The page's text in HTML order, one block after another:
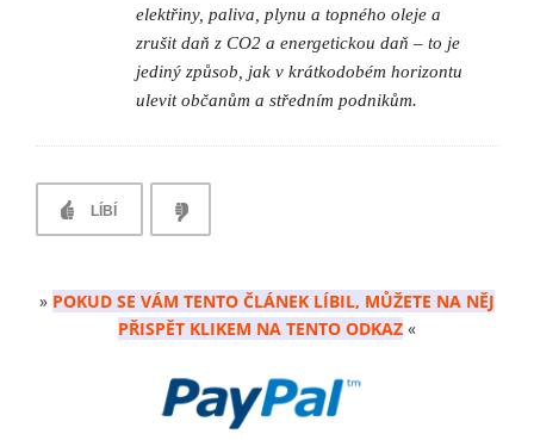
elektřiny, paliva, plynu a topného oleje a
zrušit daň z CO2 a energetickou daň – to je
jediný způsob, jak v krátkodobém horizontu
ulevit občanům a středním podnikům.
LÍBÍ
» POKUD SE VÁM TENTO ČLÁNEK LÍBIL, MŮŽETE NA NĚJ
PŘISPĚT KLIKEM NA TENTO ODKAZ «